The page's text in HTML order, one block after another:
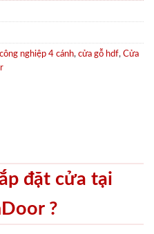
nghiệp 4 cánh, cửa gỗ hdf, Cửa
đặt cửa tại
?